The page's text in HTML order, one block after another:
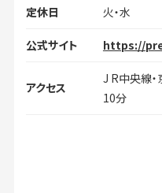
定休日 火・水
公式サイト https://
アクセス
J R中央線
10分